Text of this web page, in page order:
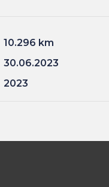
10.296 km
30.06.2023
2023